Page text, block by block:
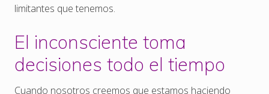
limitantes que tenemos.
El inconsciente toma
decisiones todo el tiempo
Cuando nosotros creemos que estamos haciendo